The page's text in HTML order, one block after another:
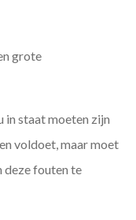
grote
in staat moeten zijn
voldoet, maar moet
deze fouten te